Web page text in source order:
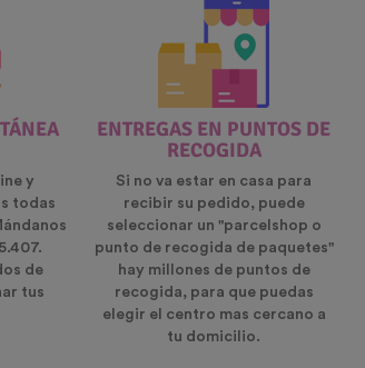
y
todas
de
tus
ENTREGAS EN PUNTOS DE
RECOGIDA
Si no va estar en casa para
recibir su pedido, puede
seleccionar un "parcelshop o
punto de recogida de paquetes"
hay millones de puntos de
recogida, para que puedas
elegir el centro mas cercano a
tu domicilio.